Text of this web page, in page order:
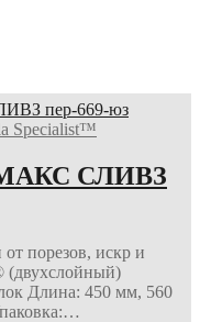
Specialist™
СЛИВЗ
порезов, искр и
(двухслойный)
Длина: 450 мм, 560